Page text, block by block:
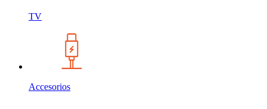
TV
Accesorios